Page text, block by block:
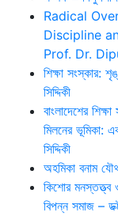
Radical
Discipline
Prof. Dr.
শিক্ষা সংস্কার:
সিদ্দিকী
বাংলাদেশের
মিলনের ভূমিকা:
সিদ্দিকী
অহমিকা বনাম
কিশোর মনস্তত্ত্ব
বিপন্ন সমাজ –